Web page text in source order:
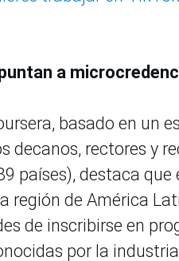
a
basado en un
decanos, rectores y
países), destaca
región de América
de inscribirse en
por la